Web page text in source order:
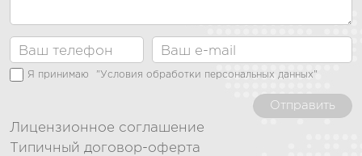
Я принимаю "Условия обработки персональных данных"
Отправить
Лицензионное соглашение
Типичный договор-оферта